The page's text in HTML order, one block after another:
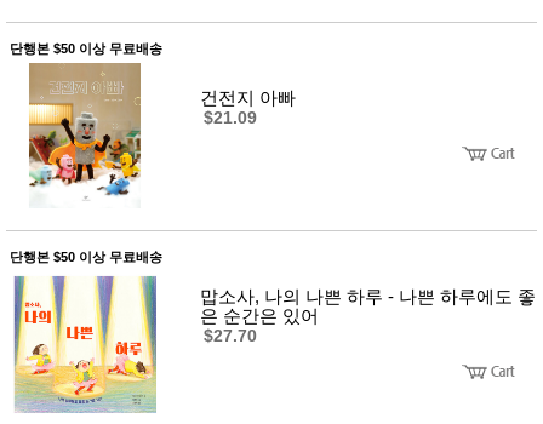
전
주 명품식
기브랜
드
보관용
기
조리용
품
식
품
즉석가
공식품
쌀/잡곡/
면류
양념/소
스/가루
건조식
품
농산품
단행본 $50 이상 무료배송
건전지 아빠
$21.09
단행본 $50 이상 무료배송
맙소사, 나의 나쁜 하루 - 나쁜 하루에도 좋
은 순간은 있어
$27.70